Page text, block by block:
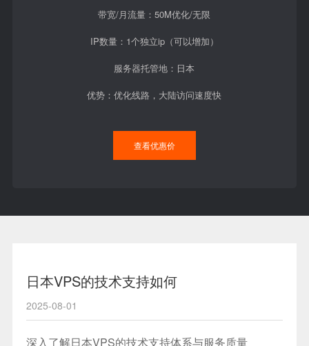
带宽/月流量：50M优化/无限
IP数量：1个独立ip（可以增加）
服务器托管地：日本
优势：优化线路，大陆访问速度快
查看优惠价
日本VPS的技术支持如何
2025-08-01
深入了解日本VPS的技术支持体系与服务质量